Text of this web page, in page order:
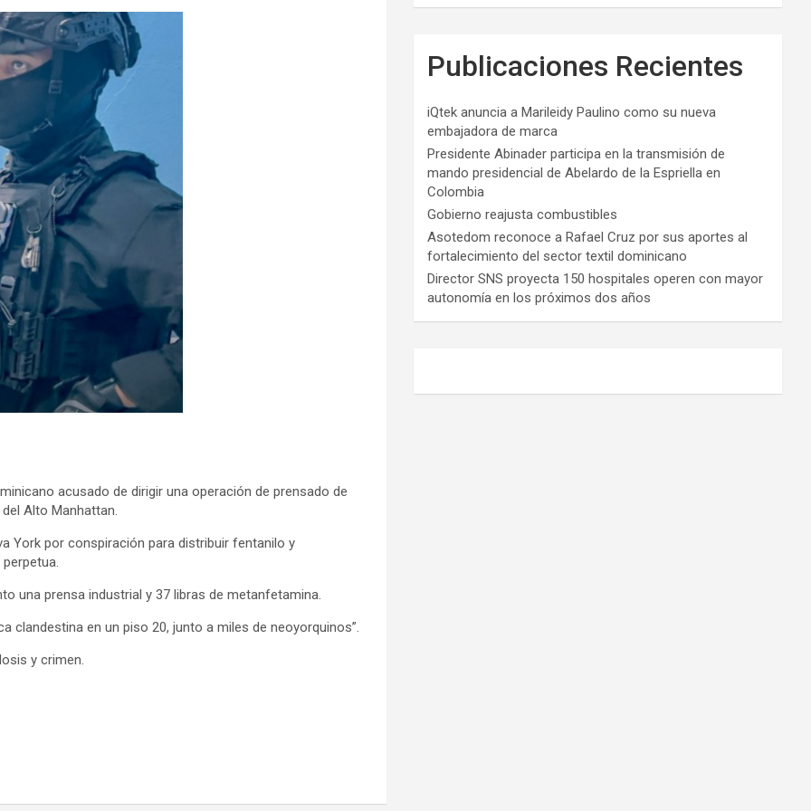
acusado de dirigir una operación de prensado de
Alto Manhattan.
York por conspiración para distribuir fentanilo y
una prensa industrial y 37 libras de metanfetamina.
clandestina en un piso 20, junto a miles de neoyorquinos”.
y crimen.
Publicaciones Recientes
iQtek anuncia a Marileidy Paulino como su nueva
embajadora de marca
Presidente Abinader participa en la transmisión de
mando presidencial de Abelardo de la Espriella en
Colombia
Gobierno reajusta combustibles
Asotedom reconoce a Rafael Cruz por sus aportes al
fortalecimiento del sector textil dominicano
Director SNS proyecta 150 hospitales operen con mayor
autonomía en los próximos dos años